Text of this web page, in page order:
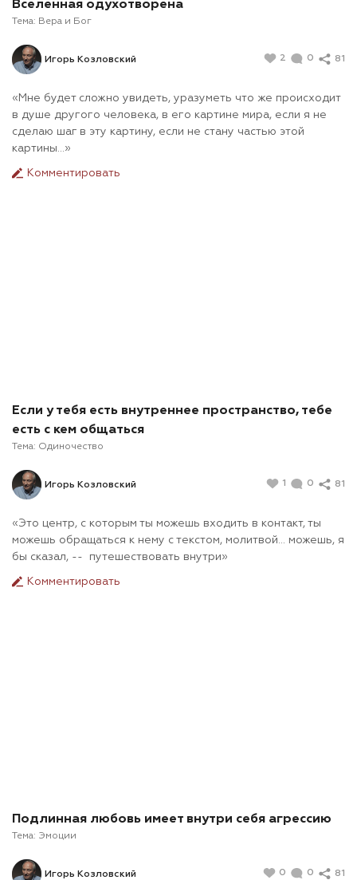
Вселенная одухотворена
Тема: Вера и Бог
Игорь Козловский 2 0 81
«Мне будет сложно увидеть, уразуметь что же происходит
в душе другого человека, в его картине мира, если я не
сделаю шаг в эту картину, если не стану частью этой
картины…»
Комментировать
Если у тебя есть внутреннее пространство, тебе
есть с кем общаться
Тема: Одиночество
Игорь Козловский 1 0 81
«Это центр, с которым ты можешь входить в контакт, ты
можешь обращаться к нему с текстом, молитвой… можешь, я
бы сказал, -- путешествовать внутри»
Комментировать
Подлинная любовь имеет внутри себя агрессию
Тема: Эмоции
Игорь Козловский 0 0 81